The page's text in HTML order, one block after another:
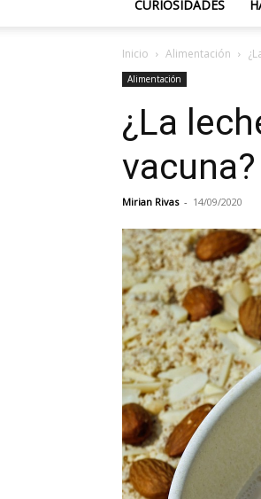
CURIOSIDADES
Inicio Alimentación
Alimentación
¿La
vacuna?
Mirian Rivas - 14/09/2020